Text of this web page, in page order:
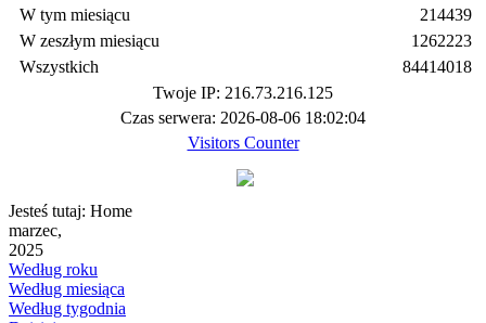
W tym miesiącu
W zeszłym miesiącu
Wszystkich
214439
1262223
84414018
Twoje IP: 216.73.216.125
Czas serwera: 2026-08-06 18:02:04
Visitors Counter
Jesteś tutaj: Home
marzec,
2025
Według roku
Według miesiąca
Według tygodnia